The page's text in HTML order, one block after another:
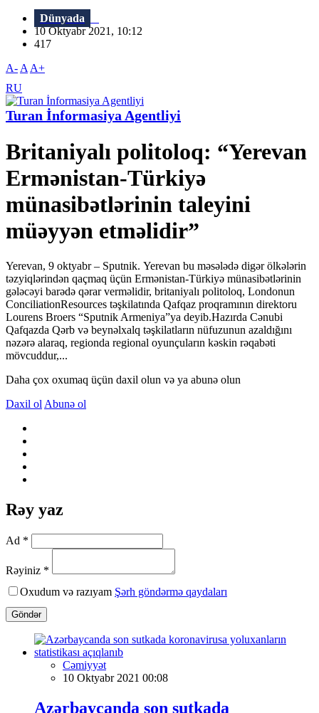
Dünyada
10 Oktyabr 2021, 10:12
417
A- A A+
RU
Turan İnformasiya Agentliyi
Britaniyalı politoloq: “Yerevan
Ermənistan-Türkiyə
münasibətlərinin taleyini
müəyyən etməlidir”
Yerevan, 9 oktyabr – Sputnik. Yerevan bu məsələdə digər ölkələrin
təzyiqlərindən qaçmaq üçün Ermənistan-Türkiyə münasibətlərinin
gələcəyi barədə qərar verməlidir, britaniyalı politoloq, Londonun
ConciliationResources təşkilatında Qafqaz proqramının direktoru
Lourens Broers “Sputnik Armeniya”ya deyib.Hazırda Cənubi
Qafqazda Qərb və beynəlxalq təşkilatların nüfuzunun azaldığını
nəzərə alaraq, regionda regional oyunçuların kəskin rəqabəti
mövcuddur,...
Daha çox oxumaq üçün daxil olun və ya abunə olun
Daxil ol Abunə ol
Rəy yaz
Ad *
Rəyiniz *
Oxudum və razıyam Şərh göndərmə qaydaları
Göndər
Cəmiyyət
10 Oktyabr 2021 00:08
Azərbaycanda son sutkada